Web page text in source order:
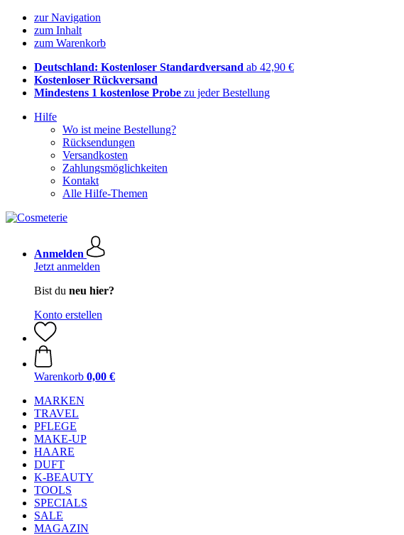
zur Navigation
zum Inhalt
zum Warenkorb
Deutschland: Kostenloser Standardversand ab 42,90 €
Kostenloser Rückversand
Mindestens 1 kostenlose Probe zu jeder Bestellung
Hilfe
Wo ist meine Bestellung?
Rücksendungen
Versandkosten
Zahlungsmöglichkeiten
Kontakt
Alle Hilfe-Themen
Anmelden
Jetzt anmelden
Bist du neu hier?
Konto erstellen
Warenkorb 0,00 €
MARKEN
TRAVEL
PFLEGE
MAKE-UP
HAARE
DUFT
K-BEAUTY
TOOLS
SPECIALS
SALE
MAGAZIN